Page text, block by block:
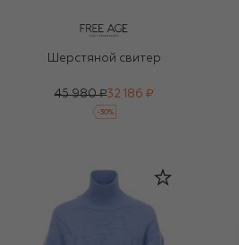
Шерстяной свитер
45 980 ₽32 186 ₽
-30%